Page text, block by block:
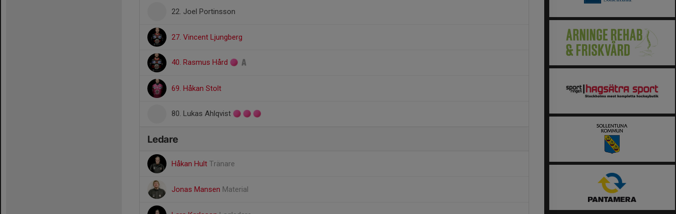
22. Joel Portinsson
27. Vincent Ljungberg
40. Rasmus Hård
69. Håkan Stolt
80. Lukas Ahlqvist
Ledare
Håkan Hult Tränare
Jonas Mansen Material